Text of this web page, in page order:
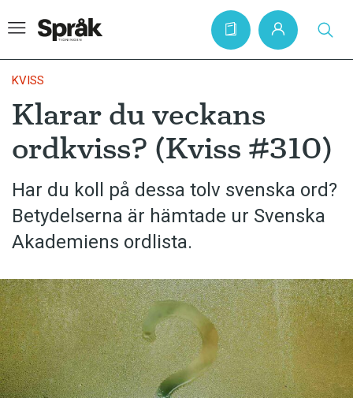
Hem
Artiklar
Krönikor
Språkfrågor
Skrivtips
Kviss
Podden
Anmäl till språkpolisen
Föreslå nyord
KVISS
Klarar du veckans
ordkviss? (Kviss #310)
Har du koll på dessa tolv svenska ord?
Betydelserna är hämtade ur Svenska
Akademiens ordlista.